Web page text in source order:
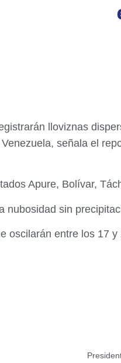
lloviznas
señala el
Apure, Bolívar,
nubosidad sin
oscilarán entre los 17